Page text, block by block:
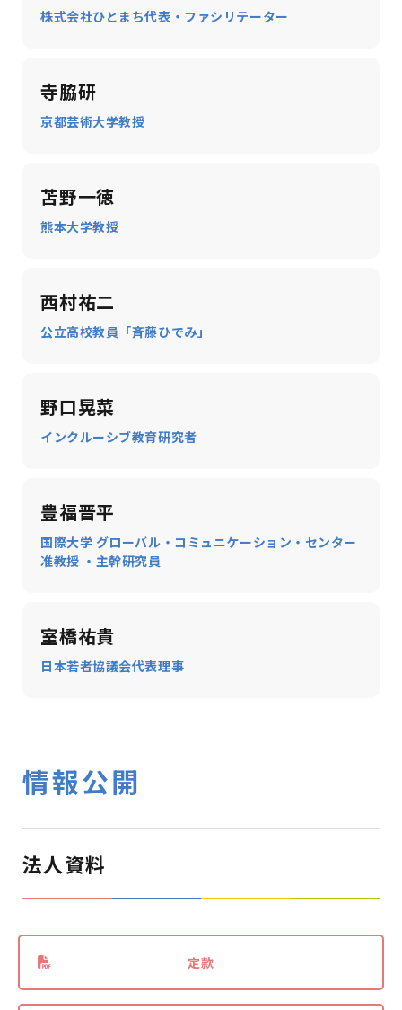
株式会社ひとまち代表・ファシリテーター
寺脇研
京都芸術大学教授
苫野一徳
熊本大学教授
西村祐二
公立高校教員「斉藤ひでみ」
野口晃菜
インクルーシブ教育研究者
豊福晋平
国際大学 グローバル・コミュニケーション・センター
准教授 ・主幹研究員
室橋祐貴
日本若者協議会代表理事
情報公開
法人資料
定款